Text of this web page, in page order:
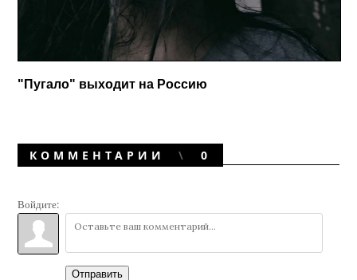
"Пугало" выходит на Россию
КОММЕНТАРИИ 0
Войдите:
Отправить